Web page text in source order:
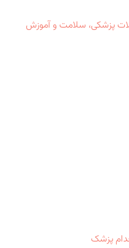
پزشکی، سلامت و آموزش
پزشک